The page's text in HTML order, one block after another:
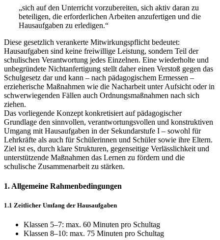
„sich auf den Unterricht vorzubereiten, sich aktiv daran zu
beteiligen, die erforderlichen Arbeiten anzufertigen und die
Hausaufgaben zu erledigen.“
Diese gesetzlich verankerte Mitwirkungspflicht bedeutet:
Hausaufgaben sind keine freiwillige Leistung, sondern Teil der
schulischen Verantwortung jedes Einzelnen. Eine wiederholte und
unbegründete Nichtanfertigung stellt daher einen Verstoß gegen das
Schulgesetz dar und kann – nach pädagogischem Ermessen –
erzieherische Maßnahmen wie die Nacharbeit unter Aufsicht oder in
schwerwiegenden Fällen auch Ordnungsmaßnahmen nach sich
ziehen.
Das vorliegende Konzept konkretisiert auf pädagogischer
Grundlage den sinnvollen, verantwortungsvollen und konstruktiven
Umgang mit Hausaufgaben in der Sekundarstufe I – sowohl für
Lehrkräfte als auch für Schülerinnen und Schüler sowie ihre Eltern.
Ziel ist es, durch klare Strukturen, gegenseitige Verlässlichkeit und
unterstützende Maßnahmen das Lernen zu fördern und die
schulische Zusammenarbeit zu stärken.
1. Allgemeine Rahmenbedingungen
1.1 Zeitlicher Umfang der Hausaufgaben
Klassen 5–7: max. 60 Minuten pro Schultag
Klassen 8–10: max. 75 Minuten pro Schultag